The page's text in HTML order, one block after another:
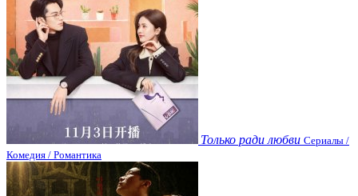
Только ради любви Сериалы /
Комедия / Романтика